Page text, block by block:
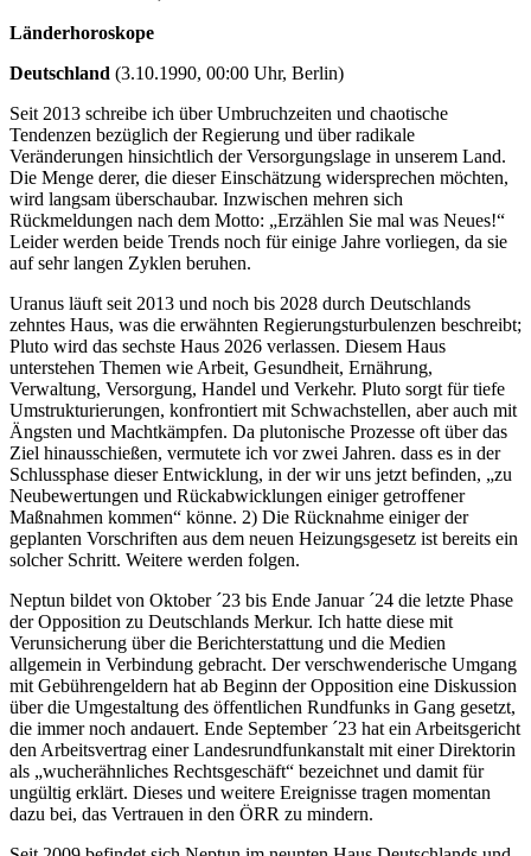
Länderhoroskope
Deutschland (3.10.1990, 00:00 Uhr, Berlin)
Seit 2013 schreibe ich über Umbruchzeiten und chaotische
Tendenzen bezüglich der Regierung und über radikale
Veränderungen hinsichtlich der Versorgungslage in unserem Land.
Die Menge derer, die dieser Einschätzung widersprechen möchten,
wird langsam überschaubar. Inzwischen mehren sich
Rückmeldungen nach dem Motto: „Erzählen Sie mal was Neues!“
Leider werden beide Trends noch für einige Jahre vorliegen, da sie
auf sehr langen Zyklen beruhen.
Uranus läuft seit 2013 und noch bis 2028 durch Deutschlands
zehntes Haus, was die erwähnten Regierungsturbulenzen beschreibt;
Pluto wird das sechste Haus 2026 verlassen. Diesem Haus
unterstehen Themen wie Arbeit, Gesundheit, Ernährung,
Verwaltung, Versorgung, Handel und Verkehr. Pluto sorgt für tiefe
Umstrukturierungen, konfrontiert mit Schwachstellen, aber auch mit
Ängsten und Machtkämpfen. Da plutonische Prozesse oft über das
Ziel hinausschießen, vermutete ich vor zwei Jahren. dass es in der
Schlussphase dieser Entwicklung, in der wir uns jetzt befinden, „zu
Neubewertungen und Rückabwicklungen einiger getroffener
Maßnahmen kommen“ könne. 2) Die Rücknahme einiger der
geplanten Vorschriften aus dem neuen Heizungsgesetz ist bereits ein
solcher Schritt. Weitere werden folgen.
Neptun bildet von Oktober ´23 bis Ende Januar ´24 die letzte Phase
der Opposition zu Deutschlands Merkur. Ich hatte diese mit
Verunsicherung über die Berichterstattung und die Medien
allgemein in Verbindung gebracht. Der verschwenderische Umgang
mit Gebührengeldern hat ab Beginn der Opposition eine Diskussion
über die Umgestaltung des öffentlichen Rundfunks in Gang gesetzt,
die immer noch andauert. Ende September ´23 hat ein Arbeitsgericht
den Arbeitsvertrag einer Landesrundfunkanstalt mit einer Direktorin
als „wucherähnliches Rechtsgeschäft“ bezeichnet und damit für
ungültig erklärt. Dieses und weitere Ereignisse tragen momentan
dazu bei, das Vertrauen in den ÖRR zu mindern.